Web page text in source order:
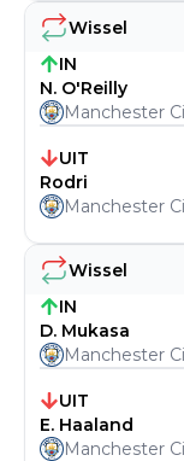
Wissel
IN
D. Mukasa
Manchester
UIT
E. Haaland
Manchester
Wissel
IN
N. O'Reilly
Manchester
UIT
Rodri
Manchester